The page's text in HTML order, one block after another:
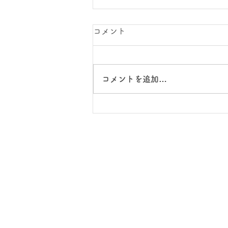
スクールワーク：ゆい森新聞
コメント
コメントを追加…